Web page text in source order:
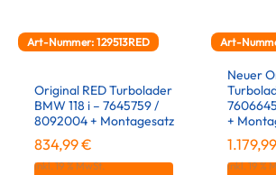
Art-Nummer: 129513RED
Original RED Turbolader
BMW 118 i – 7645759 /
8092004 + Montagesatz
834,99€
inkl. 19 % MwSt.
Art-
Neuer
+
1.179,99
inkl. 19 %